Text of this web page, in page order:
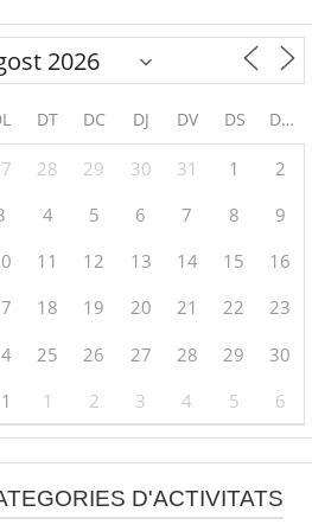
DT DC DJ DV DS DG
28 29 30 31 1
2
4 5 6 7 8
9
11 12 13 14 15
16
18 19 20 21 22
23
25 26 27 28 29
30
1 2 3 4 5 6
D'ACTIVITATS